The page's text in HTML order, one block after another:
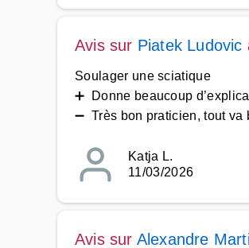
Avis sur Piatek Ludovic
Soulager une sciatique
➕ Donne beaucoup
➖ Très bon praticien, tout va
Katja L.
11/03/2026
Avis sur Alexandre